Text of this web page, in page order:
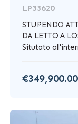
LP33620
STUPENDO
DA LETTO A
Situtato
€349,900.00